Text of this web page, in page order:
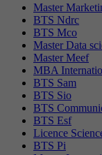
Master
BTS Ndrc
BTS Mco
Master Data
Master Meef
MBA
BTS Sam
BTS Sio
BTS
BTS Esf
Licence
BTS Pi